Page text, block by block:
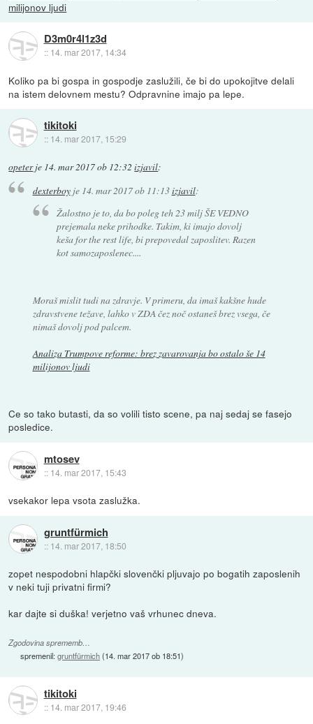
milijonov ljudi
D3m0r4l1z3d
:: 14. mar 2017, 14:34
Koliko pa bi gospa in gospodje zaslužili, če bi do upokojitve delali
na istem delovnem mestu? Odpravnine imajo pa lepe.
tikitoki
:: 14. mar 2017, 15:29
opeterje 14. mar 2017 ob 12:32 izjavil:
dexterboyje 14. mar 2017 ob 11:13izjavil:
Žalostno je to, da bo poleg teh 23 milj ŠE VEDNO
prejemala neke prihodke. Takim, ki imajo dovolj
keša for the rest life, bi prepovedal zaposlitev. Razen
kot samozaposlenec....
Moraš mislit tudi na zdravje. V primeru, da imaš kakšne hude
zdravstvene težave, lahko v ZDA čez noč ostaneš brez vsega, če
nimaš dovolj pod palcem.
Analiza Trumpove reforme: brez zavarovanja bo ostalo še 14
milijonov ljudi
Ce so tako butasti, da so volili tisto scene, pa naj sedaj se fasejo
posledice.
mtosev
:: 14. mar 2017, 15:43
vsekakor lepa vsota zaslužka.
gruntfürmich
:: 14. mar 2017, 18:50
zopet nespodobni hlapčki slovenčki pljuvajo po bogatih zaposlenih
v neki tuji privatni firmi?
kar dajte si duška! verjetno vaš vrhunec dneva.
Zgodovina sprememb…
spremenil:gruntfürmich(14. mar 2017 ob 18:51)
tikitoki
:: 14. mar 2017, 19:46